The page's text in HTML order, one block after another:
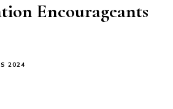
Encourageants
2024